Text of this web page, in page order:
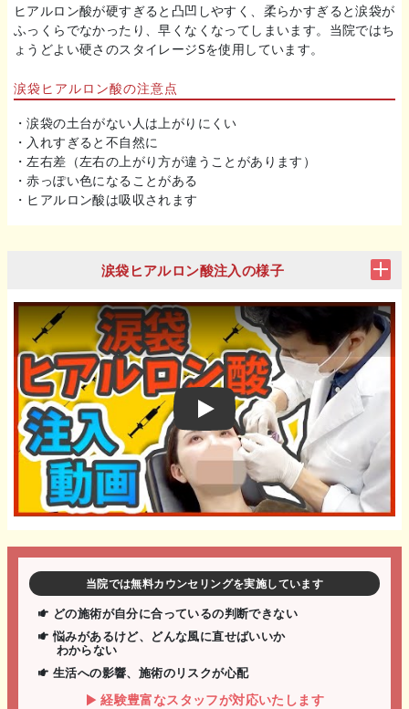
ヒアルロン酸が硬すぎると凸凹しやすく、柔らかすぎると涙袋が
ふっくらでなかったり、早くなくなってしまいます。当院ではち
ょうどよい硬さのスタイレージSを使用しています。
涙袋ヒアルロン酸の注意点
・涙袋の土台がない人は上がりにくい
・入れすぎると不自然に
・左右差（左右の上がり方が違うことがあります）
・赤っぽい色になることがある
・ヒアルロン酸は吸収されます
涙袋ヒアルロン酸注入の様子
Play
当院では無料カウンセリングを実施しています
どの施術が自分に合っているの判断できない
悩みがあるけど、どんな風に直せばいいか
わからない
生活への影響、施術のリスクが心配
経験豊富なスタッフが対応いたします